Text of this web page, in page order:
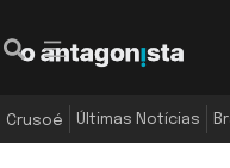
Crusoé Últimas Notícias